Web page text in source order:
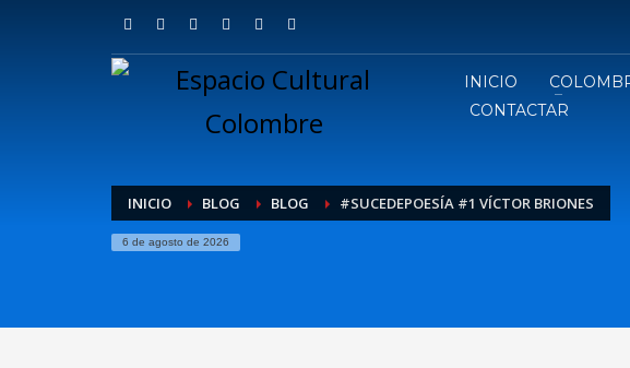
INICIO
CONTACTAR
INICIO BLOG BLOG #SUCEDEPOESÍA #1 VÍCTOR BRIONES
6 de agosto de 2026